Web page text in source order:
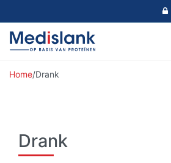
Home/Drank
Drank